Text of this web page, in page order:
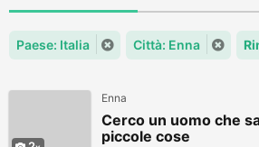
Paese: Italia Città: Enna
Enna
Cerco un uomo che
piccole cose